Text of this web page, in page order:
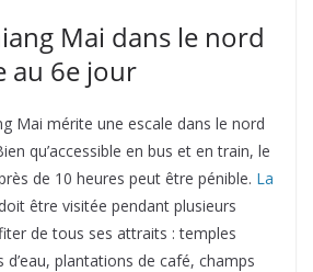
Mai dans le nord
au 6e jour
Mai mérite une escale dans le nord
qu’accessible en bus et en train, le
de 10 heures peut être pénible. La
doit être visitée pendant plusieurs
de tous ses attraits : temples
plantations de café, champs